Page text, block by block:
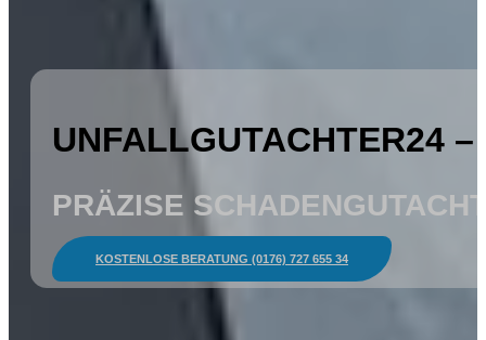
UNFALLGUTACHTER24
PRÄZISE
KOSTENLOSE BERATUNG (0176) 727 655 34